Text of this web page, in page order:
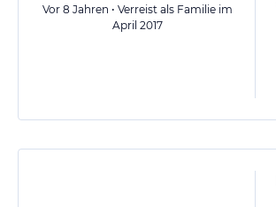
Vor 8 Jahren • Verreist als Familie im
April 2017